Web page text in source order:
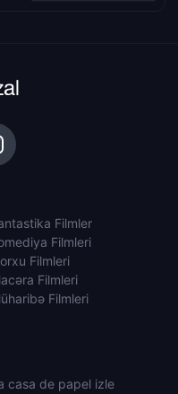
Filmler
Filmleri
Filmleri
Filmleri
Filmleri
casa de papel izle